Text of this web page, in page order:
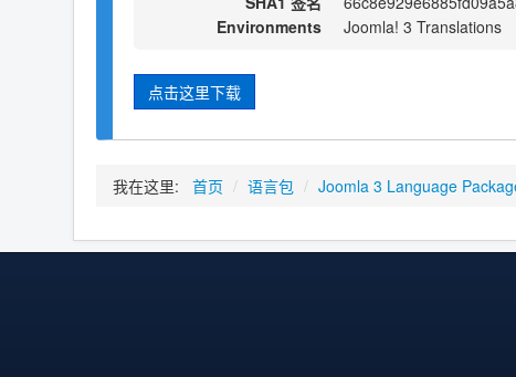
Environments
Joomla! 3 Translations
点击这里下载
我在这里: 首页 / 语言包 / Joomla 3 Language